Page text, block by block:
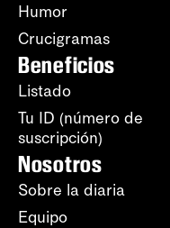
Humor
Crucigramas
Beneficios
Listado
Tu ID (número de
suscripción)
Nosotros
Sobre la diaria
Equipo